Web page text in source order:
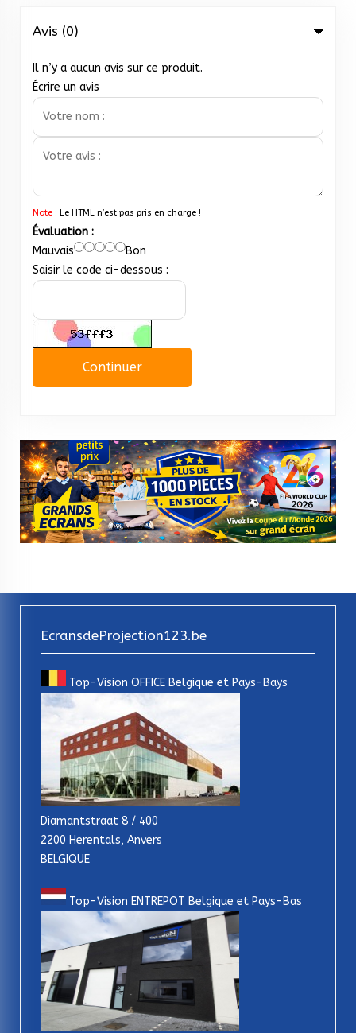
Avis (0)
Il n’y a aucun avis sur ce produit.
Écrire un avis
Note : Le HTML n’est pas pris en charge !
Évaluation :
Mauvais
Bon
Saisir le code ci-dessous :
Continuer
EcransdeProjection123.be
Top-Vision OFFICE Belgique et Pays-Bays
Diamantstraat 8 / 400
2200 Herentals, Anvers
BELGIQUE
Top-Vision ENTREPOT Belgique et Pays-Bas